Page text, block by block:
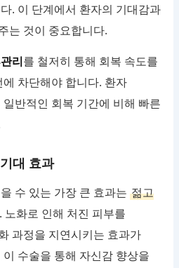
. 이 단계에서 환자의 기대감과
는 것이 중요합니다.
리를 철저히 통해 회복 속도를
차단해야 합니다. 환자
반적인 회복 기간에 비해 빠른
대 효과
수 있는 가장 큰 효과는젊고
노화로 인해 처진 피부를
과정을 지연시키는 효과가
수술을 통해 자신감 향상을